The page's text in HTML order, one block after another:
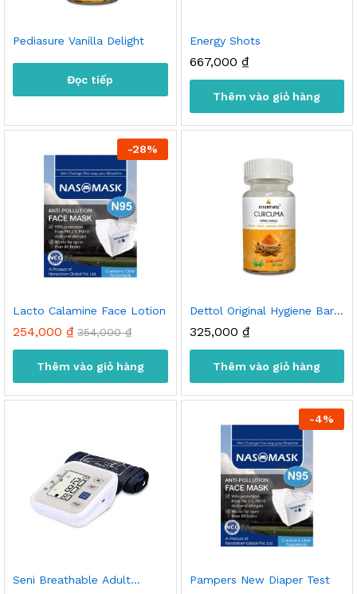
Pediasure Vanilla Delight
Đọc tiếp
Energy Shots
667,000 ₫
Thêm vào giỏ hàng
-28%
Lacto Calamine Face Lotion
254,000 ₫ 354,000₫
Thêm vào giỏ hàng
Dettol Original Hygiene Bar
325,000 ₫
Thêm vào giỏ hàng
Seni Breathable Adult
-4%
Pampers New Diaper Test